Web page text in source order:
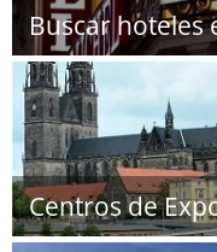
Buscar hoteles
Centros de